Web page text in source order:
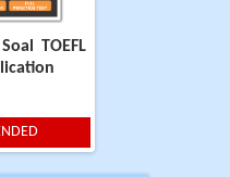
TOEFL